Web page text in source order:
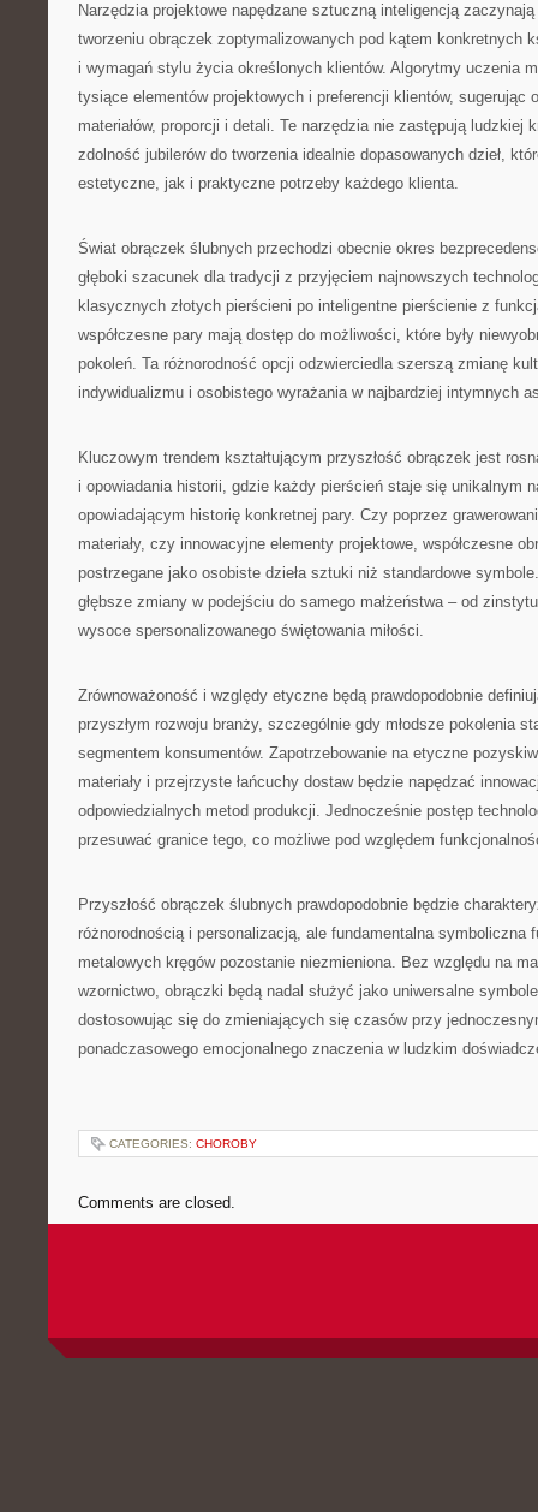
Narzędzia projektowe napędzane sztuczną inteligencją
tworzeniu obrączek zoptymalizowanych pod kątem konkretnych
i wymagań stylu życia określonych klientów. Algorytmy uczenia
tysiące elementów projektowych i preferencji klientów, sugerując
materiałów, proporcji i detali. Te narzędzia nie zastępują ludzkiej
zdolność jubilerów do tworzenia idealnie dopasowanych dzieł,
estetyczne, jak i praktyczne potrzeby każdego klienta.
Świat obrączek ślubnych przechodzi obecnie okres
głęboki szacunek dla tradycji z przyjęciem najnowszych
klasycznych złotych pierścieni po inteligentne pierścienie z
współczesne pary mają dostęp do możliwości, które były
pokoleń. Ta różnorodność opcji odzwierciedla szerszą zmianę
indywidualizmu i osobistego wyrażania w najbardziej intymnych
Kluczowym trendem kształtującym przyszłość obrączek jest
i opowiadania historii, gdzie każdy pierścień staje się unikalnym
opowiadającym historię konkretnej pary. Czy poprzez
materiały, czy innowacyjne elementy projektowe, współczesne
postrzegane jako osobiste dzieła sztuki niż standardowe
głębsze zmiany w podejściu do samego małżeństwa – od
wysoce spersonalizowanego świętowania miłości.
Zrównoważoność i względy etyczne będą prawdopodobnie
przyszłym rozwoju branży, szczególnie gdy młodsze pokolenia
segmentem konsumentów. Zapotrzebowanie na etyczne
materiały i przejrzyste łańcuchy dostaw będzie napędzać
odpowiedzialnych metod produkcji. Jednocześnie postęp
przesuwać granice tego, co możliwe pod względem
Przyszłość obrączek ślubnych prawdopodobnie będzie
różnorodnością i personalizacją, ale fundamentalna symboliczna
metalowych kręgów pozostanie niezmieniona. Bez względu na
wzornictwo, obrączki będą nadal służyć jako uniwersalne
dostosowując się do zmieniających się czasów przy
ponadczasowego emocjonalnego znaczenia w ludzkim
CATEGORIES: CHOROBY
Comments are closed.